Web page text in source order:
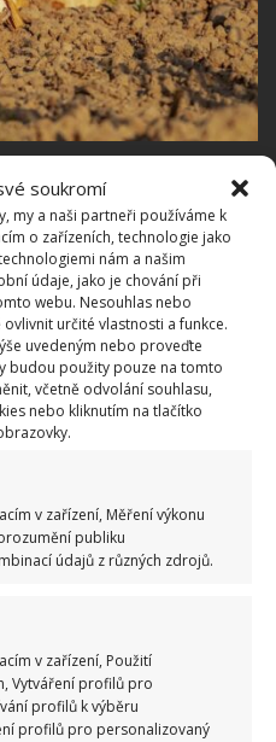
soukromí
my a naši partneři používáme k
o zařízeních, technologie jako
nám a našim
údaje, jako je chování při
webu. Nesouhlas nebo
určité vlastnosti a funkce.
uvedeným nebo proveďte
budou použity pouze na tomto
včetně odvolání souhlasu,
nebo kliknutím na tlačítko
v zařízení, Měření výkonu
publiku
údajů z různých zdrojů.
v zařízení, Použití
Vytváření profilů pro
profilů k výběru
profilů pro personalizovaný
cibuli také zalít
obsahují vitamín D,
B.Příprava je
droždí rozdrobte
a nechte 24 hodin
promíchejte se 4 litry
pro zimní
koncem července a v
uskladněním potřeba
ani pod stříškou kůlny,